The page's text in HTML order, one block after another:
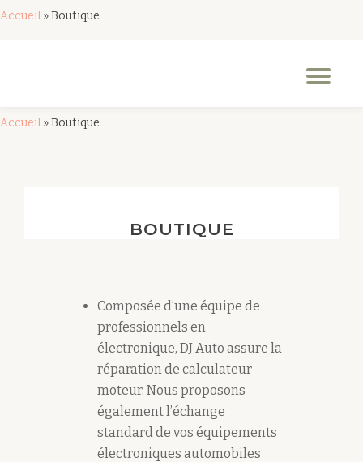
Accueil »Boutique
Accueil »Boutique
BOUTIQUE
Composée d’une équipe de
professionnels en
électronique, DJ Auto assure la
réparation de calculateur
moteur. Nous proposons
également l’échange
standard de vos équipements
électroniques automobiles